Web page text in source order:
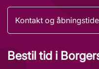
Kontakt og
Bestil tid i